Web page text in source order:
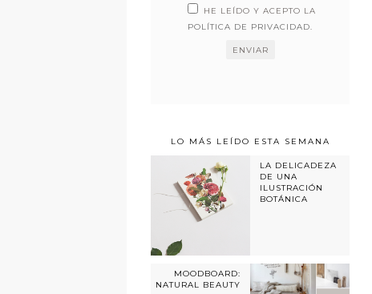
HE LEÍDO Y ACEPTO LA
POLÍTICA DE PRIVACIDAD.
LO MÁS LEÍDO ESTA SEMANA
LA DELICADEZA
DE UNA
ILUSTRACIÓN
BOTÁNICA
MOODBOARD:
NATURAL BEAUTY